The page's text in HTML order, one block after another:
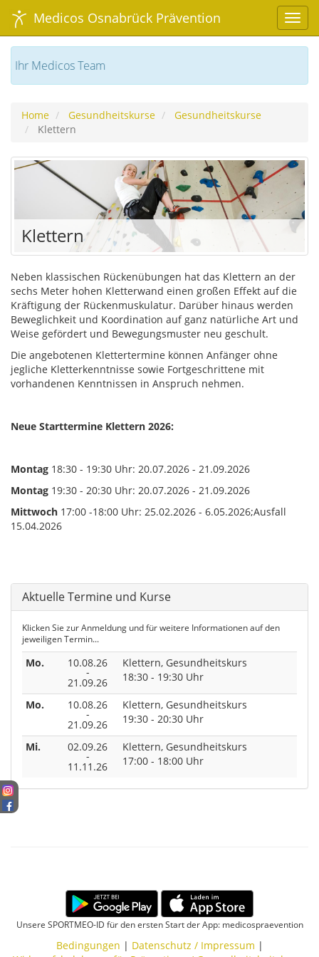
Medicos Osnabrück Prävention
Sie können sich für die neue Herbst Kursreihe Aquafitness online anmelden. Ihr Medicos Team
Home Gesundheitskurse
Gesundheitskurse
Klettern
Klettern
Neben klassischen Rückenübungen hat das Klettern an der
sechs Meter hohen Kletterwand einen großen Effekt auf die
Kräftigung der Rückenmuskulatur. Darüber hinaus werden
Beweglichkeit und Koordination auf ganz natürliche Art und
Weise gefördert und Bewegungsmuster neu geschult.
Die angebotenen Klettertermine können Anfänger ohne
jegliche Kletterkenntnisse sowie Fortgeschrittene mit
vorhandenen Kenntnissen in Anspruch nehmen.
Neue Starttermine Klettern 2026:
Montag 18:30 - 19:30 Uhr: 20.07.2026 - 21.09.2026
Montag 19:30 - 20:30 Uhr: 20.07.2026 - 21.09.2026
Mittwoch 17:00 -18:00 Uhr: 25.02.2026 - 6.05.2026;Ausfall
15.04.2026
Aktuelle Termine und Kurse
Klicken Sie zur Anmeldung und für weitere Informationen auf den
jeweiligen Termin...
Mo. 10.08.26
-
21.09.26
Klettern, Gesundheitskurs
18:30 - 19:30 Uhr
Mo. 10.08.26
-
21.09.26
Klettern, Gesundheitskurs
19:30 - 20:30 Uhr
Mi. 02.09.26
-
11.11.26
Klettern, Gesundheitskurs
17:00 - 18:00 Uhr
Unsere SPORTMEO-ID für den ersten Start der App: medicospraevention
Bedingungen | Datenschutz / Impressum |